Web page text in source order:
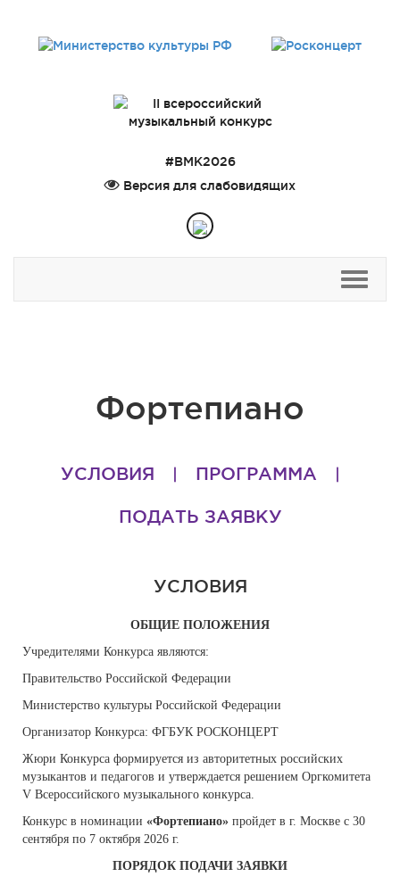
#ВМК2026
Версия для слабовидящих
Фортепиано
УСЛОВИЯ ПРОГРАММА
ПОДАТЬ ЗАЯВКУ
УСЛОВИЯ
ОБЩИЕ ПОЛОЖЕНИЯ
Учредителями Конкурса являются:
Правительство Российской Федерации
Министерство культуры Российской Федерации
Организатор Конкурса: ФГБУК РОСКОНЦЕРТ
Жюри Конкурса формируется из авторитетных российских
музыкантов и педагогов и утверждается решением Оргкомитета
V Всероссийского музыкального конкурса.
Конкурс в номинации «Фортепиано» пройдет в г. Москве с 30
сентября по 7 октября 2026 г.
ПОРЯДОК ПОДАЧИ ЗАЯВКИ